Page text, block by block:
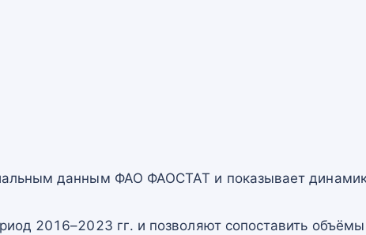
данным ФАО ФАОСТАТ и показывает
2016–2023 гг. и позволяют сопоставить объёмы